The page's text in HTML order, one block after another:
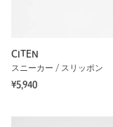
CITEN
スニーカー / スリッポン
¥5,940